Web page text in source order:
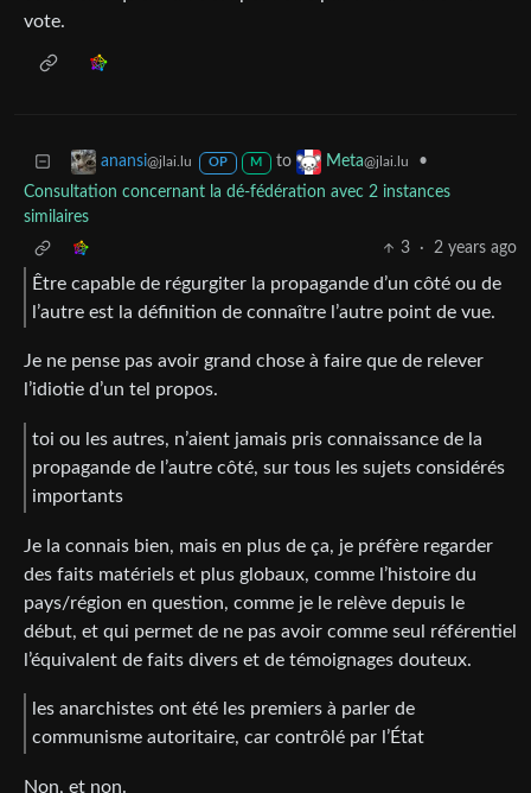
vote.
anansi@jlai.lu OP M to Meta@jlai.lu
•
Consultation concernant la dé-fédération avec 2 instances
similaires
3
· 2 years ago
Être capable de régurgiter la propagande d’un côté ou de
l’autre est la définition de connaître l’autre point de vue.
Je ne pense pas avoir grand chose à faire que de relever
l’idiotie d’un tel propos.
toi ou les autres, n’aient jamais pris connaissance de la
propagande de l’autre côté, sur tous les sujets considérés
importants
Je la connais bien, mais en plus de ça, je préfère regarder
des faits matériels et plus globaux, comme l’histoire du
pays/région en question, comme je le relève depuis le
début, et qui permet de ne pas avoir comme seul référentiel
l’équivalent de faits divers et de témoignages douteux.
les anarchistes ont été les premiers à parler de
communisme autoritaire, car contrôlé par l’État
Non, et non.